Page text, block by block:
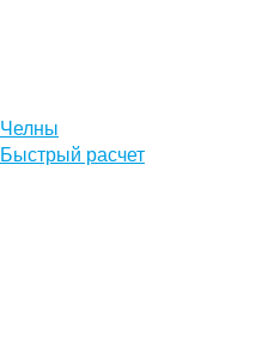
Челны
Быстрый расчет